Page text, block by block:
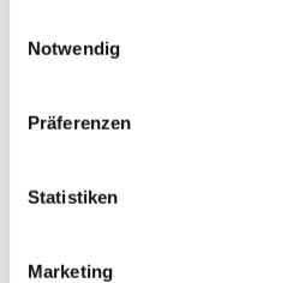
Notwendig
Präferenzen
Statistiken
Marketing